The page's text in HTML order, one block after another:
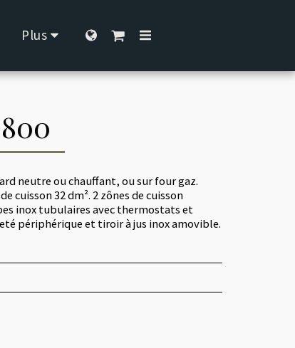
Plus
neutre ou chauffant, ou sur four gaz.
cuisson 32 dm². 2 zônes de cuisson
inox tubulaires avec thermostats et
périphérique et tiroir à jus inox amovible.